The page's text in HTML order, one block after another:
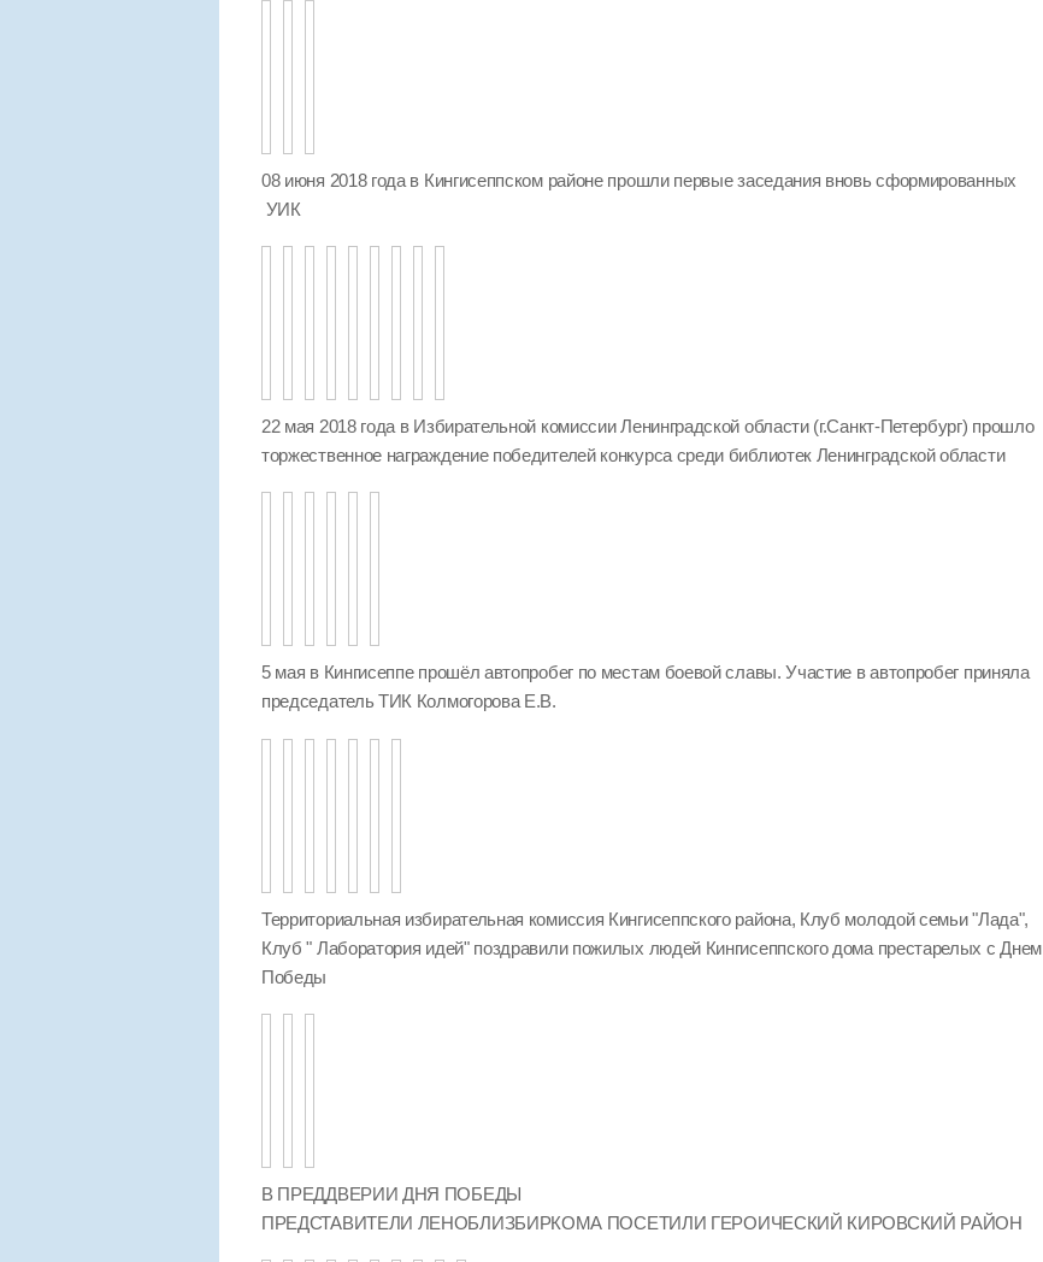
08 июня 2018 года в Кингисеппском районе прошли первые заседания вновь сформированных
УИК
22 мая 2018 года в Избирательной комиссии Ленинградской области (г.Санкт-Петербург) прошло
торжественное награждение победителей конкурса среди библиотек Ленинградской области
5 мая в Кингисеппе прошёл автопробег по местам боевой славы. Участие в автопробег приняла
председатель ТИК Колмогорова Е.В.
Территориальная избирательная комиссия Кингисеппского района, Клуб молодой семьи "Лада",
Клуб " Лаборатория идей" поздравили пожилых людей Кингисеппского дома престарелых с Днем
Победы
В ПРЕДДВЕРИИ ДНЯ ПОБЕДЫ
ПРЕДСТАВИТЕЛИ ЛЕНОБЛИЗБИРКОМА ПОСЕТИЛИ ГЕРОИЧЕСКИЙ КИРОВСКИЙ РАЙОН